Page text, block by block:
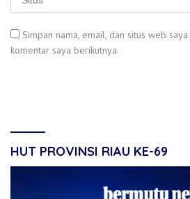
Simpan nama, email, dan situs web
komentar saya berikutnya.
HUT PROVINSI RIAU KE-69